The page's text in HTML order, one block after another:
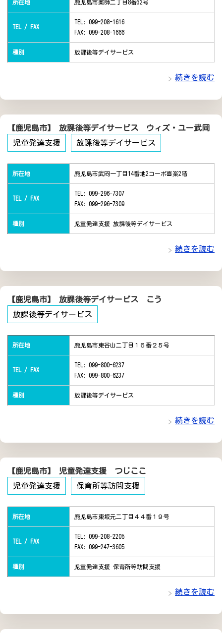
所在地 鹿児島市薬師二丁目8番32号
TEL / FAX
TEL: 099-208-1616
FAX: 099-208-1666
種別 放課後等デイサービス
続きを読む
【鹿児島市】 放課後等デイサービス ウィズ・ユー武岡
児童発達支援
放課後等デイサービス
所在地 鹿児島市武岡一丁目14番地2コーポ喜楽2階
TEL / FAX
TEL: 099-296-7307
FAX: 099-296-7309
種別 児童発達支援 放課後等デイサービス
続きを読む
【鹿児島市】 放課後等デイサービス こう
放課後等デイサービス
所在地 鹿児島市東谷山二丁目１６番２５号
TEL / FAX
TEL: 099-800-6237
FAX: 099-800-6237
種別 放課後等デイサービス
続きを読む
【鹿児島市】 児童発達支援 つじここ
児童発達支援
保育所等訪問支援
所在地 鹿児島市東坂元二丁目４４番１９号
TEL / FAX
TEL: 099-208-2205
FAX: 099-247-3605
種別 児童発達支援 保育所等訪問支援
続きを読む